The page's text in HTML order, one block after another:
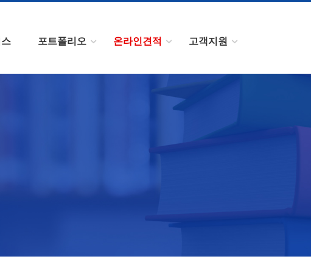
포트폴리오 온라인견적 고객지원